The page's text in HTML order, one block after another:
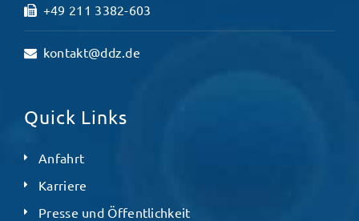
+49 211 3382-603
kontakt@ddz.de
Quick Links
Anfahrt
Karriere
Presse und Öffentlichkeit